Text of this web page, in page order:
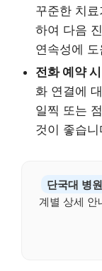
꾸준한 치
하여 다음
연속성에
전화 예약
화 연결에
일찍 또는
것이 좋습니
단국대 병원
계별 상세 안